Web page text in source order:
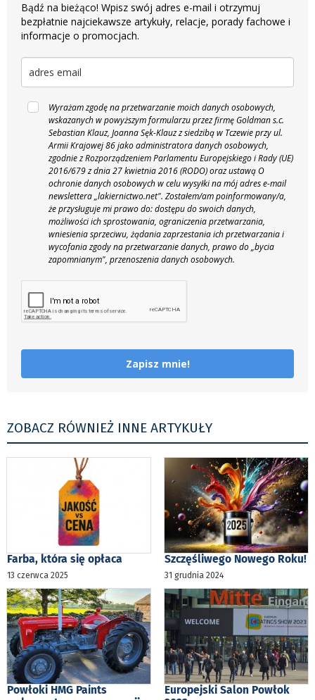
Bądź na bieżąco! Wpisz swój adres e-mail i otrzymuj
bezpłatnie najciekawsze artykuły, relacje, porady fachowe i
informacje o promocjach.
Wyrażam zgodę na przetwarzanie moich danych osobowych,
wskazanych w powyższym formularzu przez firmę Goldman s.c.
Sebastian Klauz, Joanna Sęk-Klauz z siedzibą w Tczewie przy ul.
Armii Krajowej 86 jako administratora danych osobowych,
zgodnie z Rozporządzeniem Parlamentu Europejskiego i Rady (UE)
2016/679 z dnia 27 kwietnia 2016 (RODO) oraz ustawą O
ochronie danych osobowych w celu wysyłki na mój adres e-mail
newslettera „lakiernictwo.net". Zostałem/am poinformowany/a,
że przysługuje mi prawo do: dostępu do swoich danych,
możliwości ich sprostowania, ograniczenia przetwarzania,
wniesienia sprzeciwu, żądania zaprzestania ich przetwarzania i
wycofania zgody na przetwarzanie danych, prawo do „bycia
zapomnianym", przenoszenia danych osobowych.
Zapisz mnie!
ZOBACZ RÓWNIEŻ INNE ARTYKUŁY
Farba, która się opłaca
13 czerwca 2025
Szczęśliwego Nowego Roku!
31 grudnia 2024
Powłoki HMG Paints
Europejski Salon Powłok